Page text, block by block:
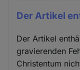
Der Artikel
Der Artikel
gravierenden
Christentum